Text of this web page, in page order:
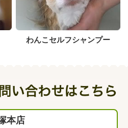
わんこセルフシャンプー
本店